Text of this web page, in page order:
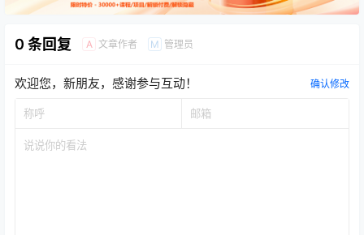
0 条回复 A 文章作者 M 管理员
欢迎您，新朋友，感谢参与互动！ 确认修改